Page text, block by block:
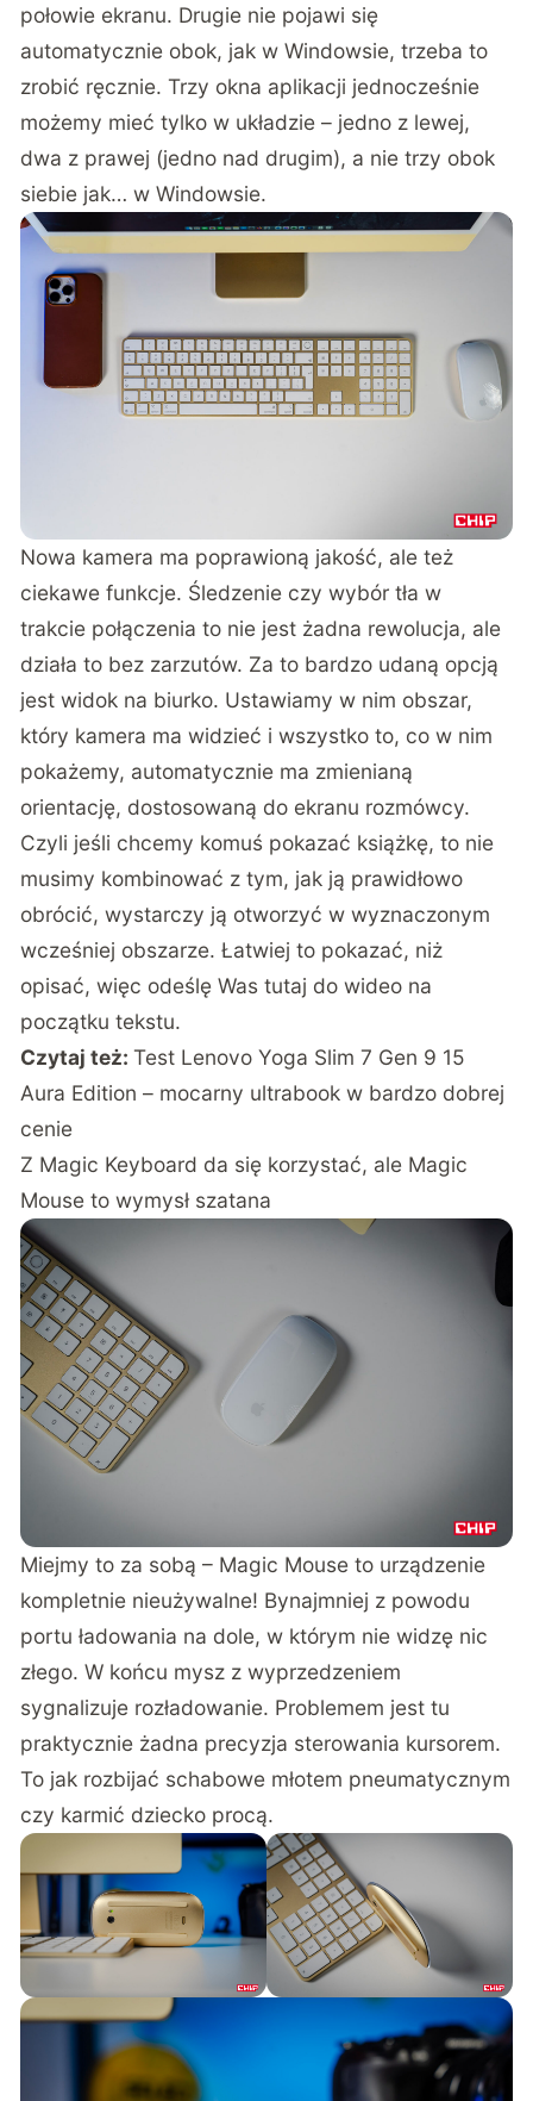
połowie ekranu. Drugie nie pojawi się
automatycznie obok, jak w Windowsie, trzeba to
zrobić ręcznie. Trzy okna aplikacji jednocześnie
możemy mieć tylko w układzie – jedno z lewej,
dwa z prawej (jedno nad drugim), a nie trzy obok
siebie jak… w Windowsie.
Nowa kamera ma poprawioną jakość, ale też
ciekawe funkcje. Śledzenie czy wybór tła w
trakcie połączenia to nie jest żadna rewolucja, ale
działa to bez zarzutów. Za to bardzo udaną opcją
jest widok na biurko. Ustawiamy w nim obszar,
który kamera ma widzieć i wszystko to, co w nim
pokażemy, automatycznie ma zmienianą
orientację, dostosowaną do ekranu rozmówcy.
Czyli jeśli chcemy komuś pokazać książkę, to nie
musimy kombinować z tym, jak ją prawidłowo
obrócić, wystarczy ją otworzyć w wyznaczonym
wcześniej obszarze. Łatwiej to pokazać, niż
opisać, więc odeślę Was tutaj do wideo na
początku tekstu.
Czytaj też:Test Lenovo Yoga Slim 7 Gen 9 15
Aura Edition – mocarny ultrabook w bardzo dobrej
cenie
Z Magic Keyboard da się korzystać, ale Magic
Mouse to wymysł szatana
Miejmy to za sobą – Magic Mouse to urządzenie
kompletnie nieużywalne! Bynajmniej z powodu
portu ładowania na dole, w którym nie widzę nic
złego. W końcu mysz z wyprzedzeniem
sygnalizuje rozładowanie. Problemem jest tu
praktycznie żadna precyzja sterowania kursorem.
To jak rozbijać schabowe młotem pneumatycznym
czy karmić dziecko procą.